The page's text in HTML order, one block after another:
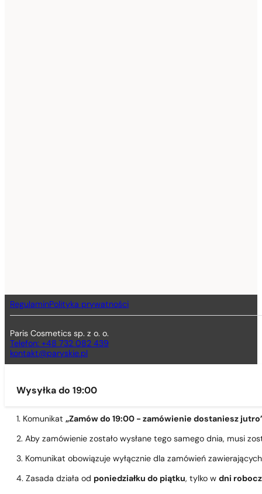
RegulaminPolityka prywatności
Paris Cosmetics sp. z o. o.
Telefon: +48 732 082 439
kontakt@paryskie.pl
Wysyłka do 19:00
1. Komunikat „Zamów do 19:00 - zamówienie dostaniesz
2. Aby zamówienie zostało wysłane tego samego dnia, musi
3. Komunikat obowiązuje wyłącznie dla zamówień
4. Zasada działa od poniedziałku do piątku, tylko w dni